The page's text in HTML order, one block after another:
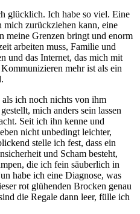
glücklich. Ich habe so viel. Eine
zurückziehen kann, eine
meine Grenzen bringt und enorm
arbeiten muss, Familie und
und das Internet, das mich mit
mehr ist als ein
ich noch nichts von ihm
mich anders sein lassen
Seit ich ihn kenne und
nicht unbedingt leichter,
stelle ich fest, dass ein
und Scham besteht,
die ich fein säuberlich in
habe ich eine Diagnose, was
rot glühenden Brocken genau
die Regale dann leer, fülle ich